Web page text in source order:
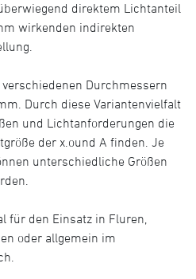
direktem Lichtanteil
wirkenden indirekten
Durchmessern
Durch diese Variantenvielfalt
und Lichtanforderungen die
der x.ound A finden. Je
unterschiedliche Größen
für den Einsatz in Fluren,
oder allgemein im